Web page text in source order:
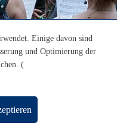
Menschen
singen
Einige davon sind
und Optimierung der
(